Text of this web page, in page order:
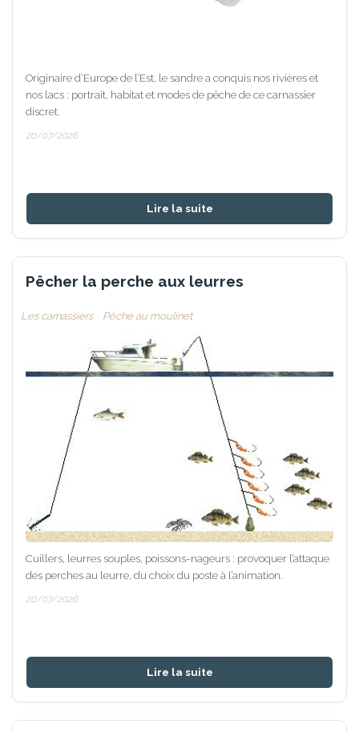
Originaire d’Europe de l’Est, le sandre a conquis nos rivières et
nos lacs : portrait, habitat et modes de pêche de ce carnassier
discret.
20/07/2026
Lire la suite
Pêcher la perche aux leurres
Les carnassiers Pêche au moulinet
Cuillers, leurres souples, poissons-nageurs : provoquer l’attaque
des perches au leurre, du choix du poste à l’animation.
20/07/2026
Lire la suite